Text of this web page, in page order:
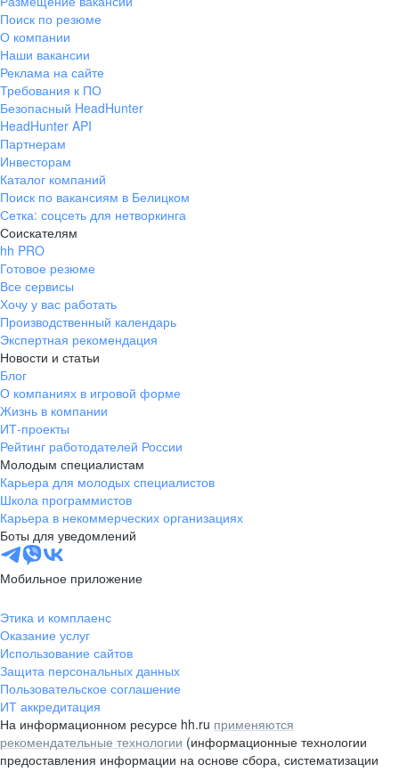
Поиск по резюме
О компании
Наши вакансии
Реклама на сайте
Требования к ПО
Безопасный HeadHunter
HeadHunter API
Партнерам
Инвесторам
Каталог компаний
Поиск по вакансиям в Белицком
Сетка: соцсеть для нетворкинга
Соискателям
hh PRO
Готовое резюме
Все сервисы
Хочу у вас работать
Производственный календарь
Экспертная рекомендация
Новости и статьи
Блог
О компаниях в игровой форме
Жизнь в компании
ИТ-проекты
Рейтинг работодателей России
Молодым специалистам
Карьера для молодых специалистов
Школа программистов
Карьера в некоммерческих организациях
Боты для уведомлений
Мобильное приложение
Этика и комплаенс
Оказание услуг
Использование сайтов
Защита персональных данных
Пользовательское соглашение
ИТ аккредитация
На информационном ресурсе hh.ru применяются
рекомендательные технологии (информационные технологии
предоставления информации на основе сбора, систематизации